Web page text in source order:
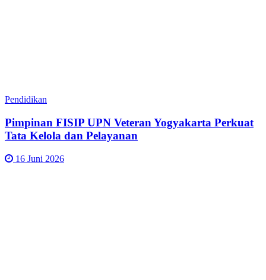
Pendidikan
Pimpinan FISIP UPN Veteran Yogyakarta Perkuat
Tata Kelola dan Pelayanan
16 Juni 2026